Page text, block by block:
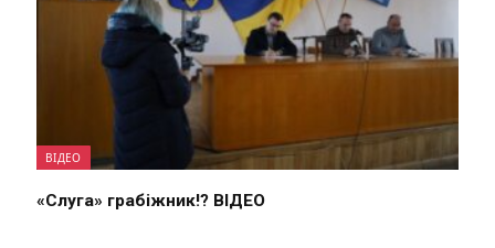
ВІДЕО
«Слуга» грабіжник!? ВІДЕО